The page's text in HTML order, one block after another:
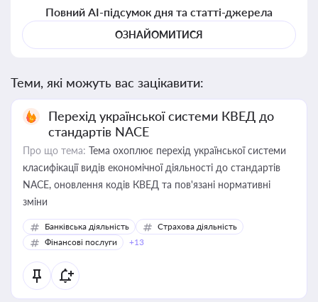
Повний AI-підсумок дня та статті-джерела
ОЗНАЙОМИТИСЯ
Теми, які можуть вас зацікавити:
Перехід української системи КВЕД до
стандартів NACE
Про що тема: Тема охоплює перехід української системи
класифікації видів економічної діяльності до стандартів
NACE, оновлення кодів КВЕД та пов'язані нормативні
зміни
Банківська діяльність
Страхова діяльність
Фінансові послуги
+13